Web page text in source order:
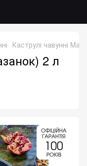
Каструлі чавунні
2 л